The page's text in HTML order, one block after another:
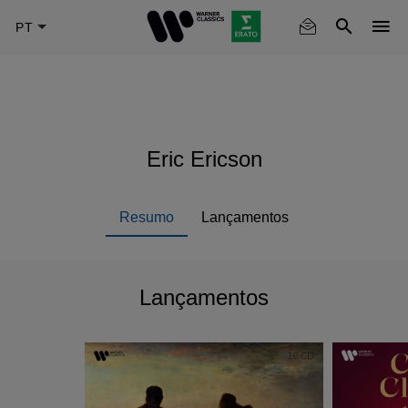
Eric Ericson
Resumo Lançamentos
Lançamentos